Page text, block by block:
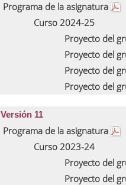
Programa de la asignatura
Curso 2024-25
Proyecto del
Proyecto del
Proyecto del
Proyecto del
Versión 11
Programa de la asignatura
Curso 2023-24
Proyecto del
Proyecto del